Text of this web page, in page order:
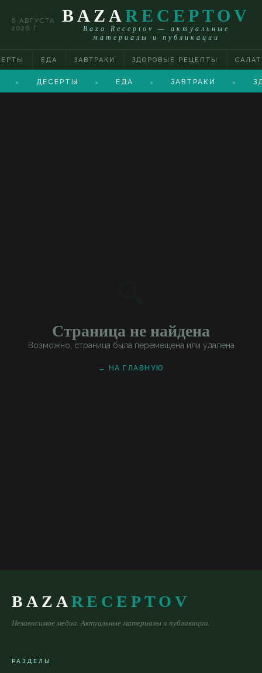
6 АВГУСТА
2026 Г.
BAZA RECEPTOV
Baza Receptov — актуальные
материалы и публикации
ЕДА ЗАВТРАКИ ЗДОРОВЫЕ РЕЦЕПТЫ
> ДЕСЕРТЫ > ЕДА > ЗАВТРАКИ >
Страница не найдена
Возможно, страница была перемещена или удалена
← НА ГЛАВНУЮ
BAZARECEPTOV
Независимое медиа. Актуальные материалы и публикации.
РАЗДЕЛЫ